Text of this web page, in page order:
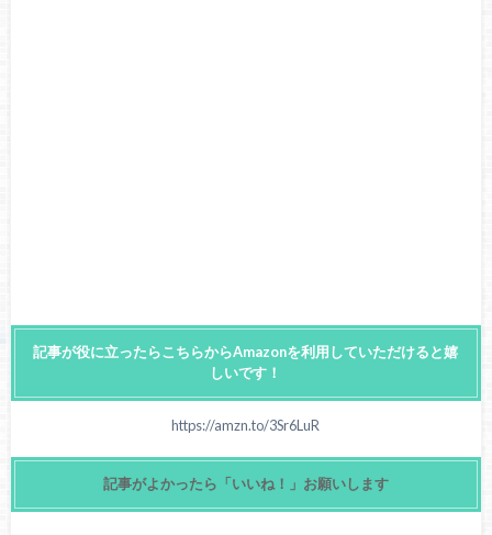
記事が役に立ったらこちらからAmazonを利用していただけると嬉
しいです！
https://amzn.to/3Sr6LuR
記事がよかったら「いいね！」お願いします